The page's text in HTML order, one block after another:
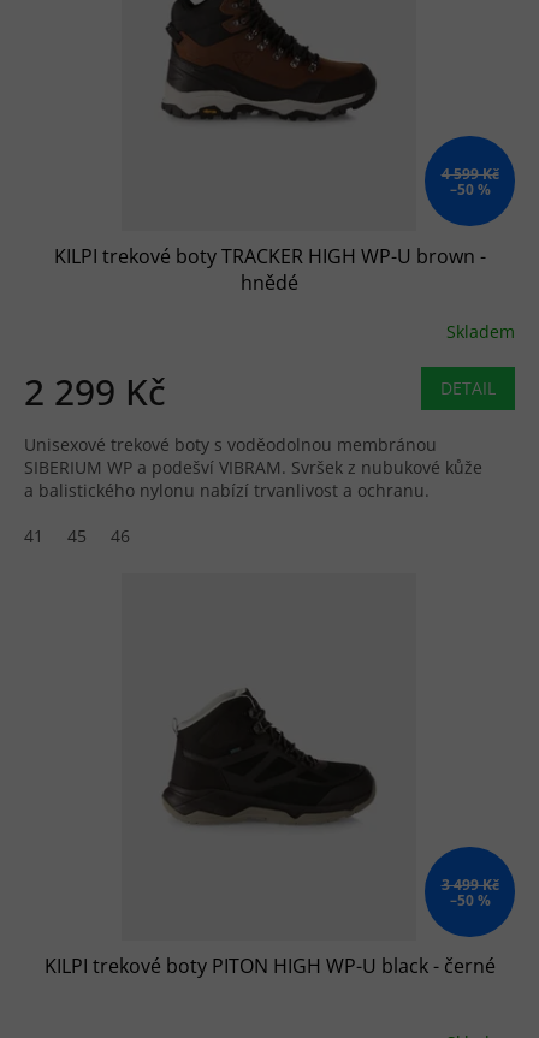
4 599 Kč
–50 %
KILPI trekové boty TRACKER HIGH WP-U brown -
hnědé
Skladem
2 299 Kč DETAIL
Unisexové trekové boty s voděodolnou membránou
SIBERIUM WP a podešví VIBRAM. Svršek z nubukové kůže
a balistického nylonu nabízí trvanlivost a ochranu.
41
45 46
3 499 Kč
–50 %
KILPI trekové boty PITON HIGH WP-U black - černé